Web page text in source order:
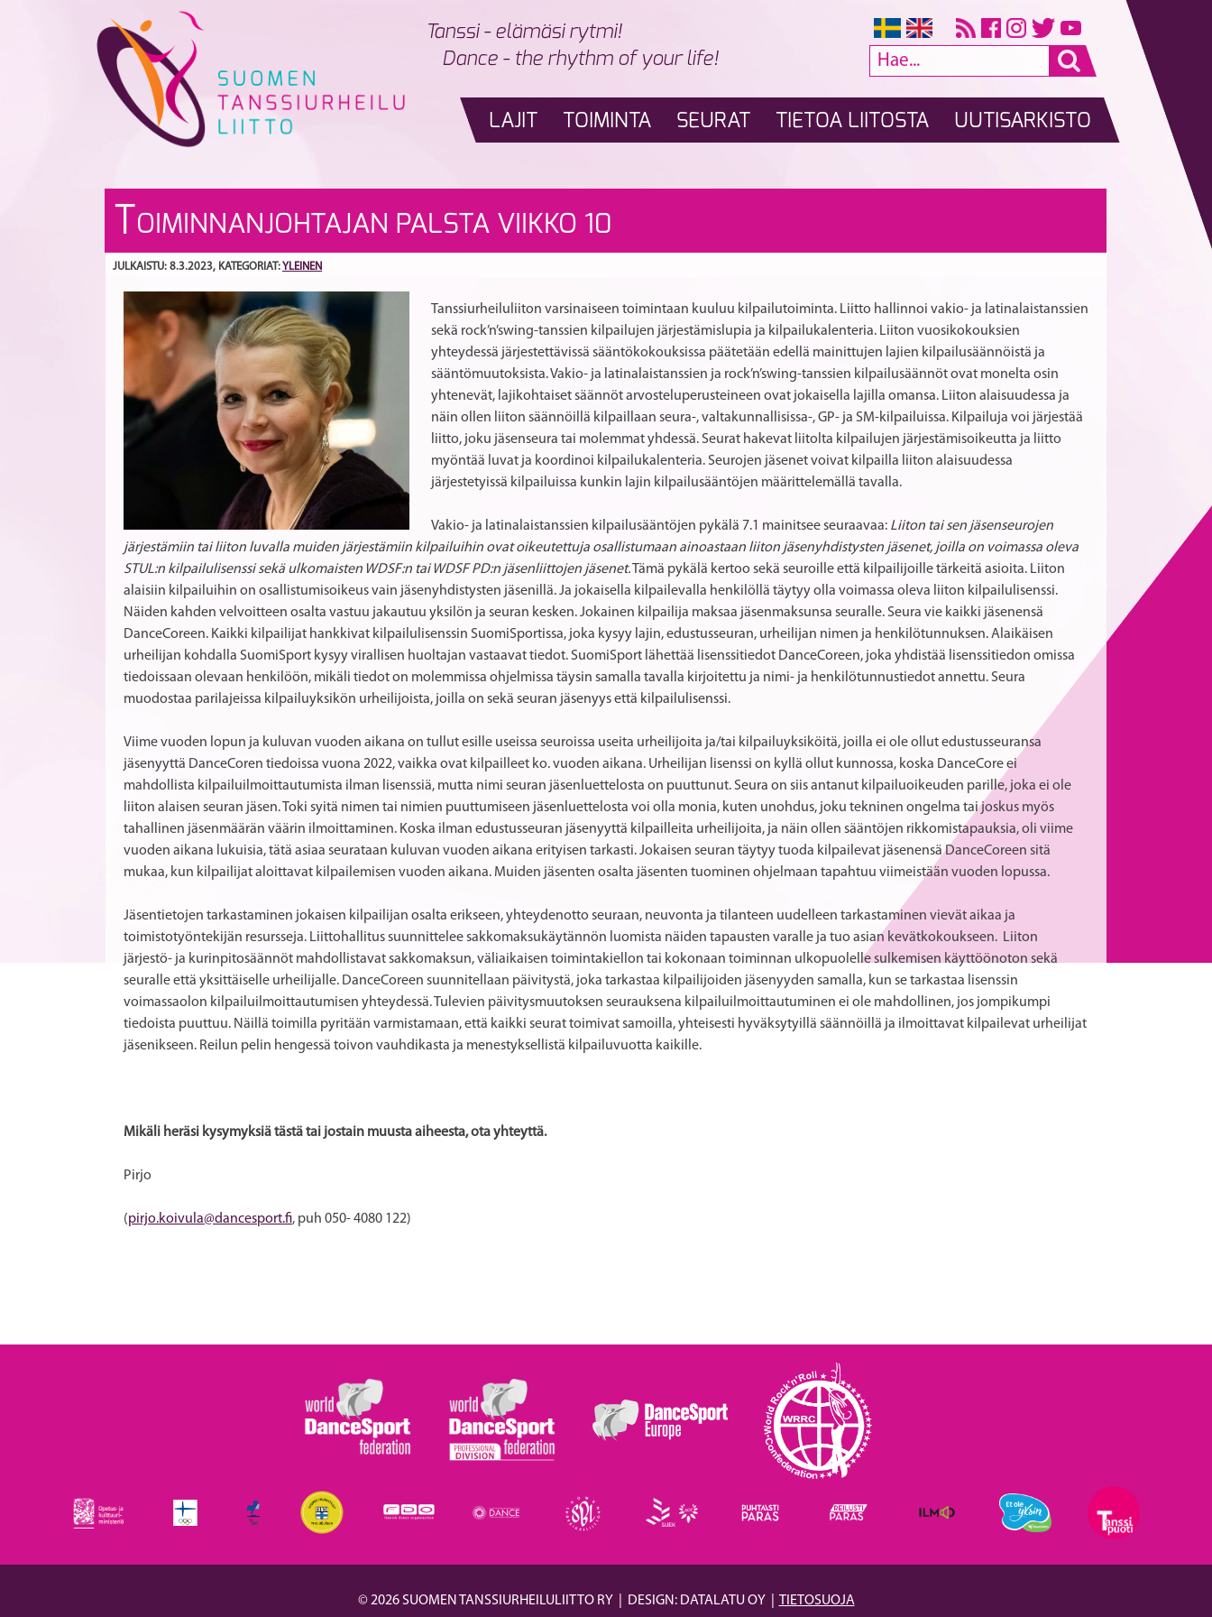
Tanssi - elämäsi rytmi!
Dance - the rhythm of your life!
LAJIT TOIMINTA SEURAT TIETOA LIITOSTA UUTISARKISTO
OIMINNANJOHTAJAN PALSTA VIIKKO 10
JULKAISTU: 8.3.2023, KATEGORIAT:YLEINEN
Tanssiurheiluliiton varsinaiseen toimintaan kuuluu kilpailutoiminta. Liitto hallinnoi vakio- ja latinalaistanssien
sekä rock’n’swing-tanssien kilpailujen järjestämislupia ja kilpailukalenteria. Liiton vuosikokouksien
yhteydessä järjestettävissä sääntökokouksissa päätetään edellä mainittujen lajien kilpailusäännöistä ja
sääntömuutoksista. Vakio- ja latinalaistanssien ja rock’n’swing-tanssien kilpailusäännöt ovat monelta osin
yhtenevät, lajikohtaiset säännöt arvosteluperusteineen ovat jokaisella lajilla omansa. Liiton alaisuudessa ja
näin ollen liiton säännöillä kilpaillaan seura-, valtakunnallisissa-, GP- ja SM-kilpailuissa. Kilpailuja voi järjestää
liitto, joku jäsenseura tai molemmat yhdessä. Seurat hakevat liitolta kilpailujen järjestämisoikeutta ja liitto
myöntää luvat ja koordinoi kilpailukalenteria. Seurojen jäsenet voivat kilpailla liiton alaisuudessa
järjestetyissä kilpailuissa kunkin lajin kilpailusääntöjen määrittelemällä tavalla.
Vakio- ja latinalaistanssien kilpailusääntöjen pykälä 7.1 mainitsee seuraavaa: Liiton tai sen jäsenseurojen
järjestämiin tai liiton luvalla muiden järjestämiin kilpailuihin ovat oikeutettuja osallistumaan ainoastaan liiton jäsenyhdistysten jäsenet, joilla on voimassa oleva
STUL:n kilpailulisenssi sekä ulkomaisten WDSF:n tai WDSF PD:n jäsenliittojen jäsenet.Tämä pykälä kertoo sekä seuroille että kilpailijoille tärkeitä asioita. Liiton
alaisiin kilpailuihin on osallistumisoikeus vain jäsenyhdistysten jäsenillä. Ja jokaisella kilpailevalla henkilöllä täytyy olla voimassa oleva liiton kilpailulisenssi.
Näiden kahden velvoitteen osalta vastuu jakautuu yksilön ja seuran kesken. Jokainen kilpailija maksaa jäsenmaksunsa seuralle. Seura vie kaikki jäsenensä
DanceCoreen. Kaikki kilpailijat hankkivat kilpailulisenssin SuomiSportissa, joka kysyy lajin, edustusseuran, urheilijan nimen ja henkilötunnuksen. Alaikäisen
urheilijan kohdalla SuomiSport kysyy virallisen huoltajan vastaavat tiedot. SuomiSport lähettää lisenssitiedot DanceCoreen, joka yhdistää lisenssitiedon omissa
tiedoissaan olevaan henkilöön, mikäli tiedot on molemmissa ohjelmissa täysin samalla tavalla kirjoitettu ja nimi- ja henkilötunnustiedot annettu. Seura
muodostaa parilajeissa kilpailuyksikön urheilijoista, joilla on sekä seuran jäsenyys että kilpailulisenssi.
Viime vuoden lopun ja kuluvan vuoden aikana on tullut esille useissa seuroissa useita urheilijoita ja/tai kilpailuyksiköitä, joilla ei ole ollut edustusseuransa
jäsenyyttä DanceCoren tiedoissa vuona 2022, vaikka ovat kilpailleet ko. vuoden aikana. Urheilijan lisenssi on kyllä ollut kunnossa, koska DanceCore ei
mahdollista kilpailuilmoittautumista ilman lisenssiä, mutta nimi seuran jäsenluettelosta on puuttunut. Seura on siis antanut kilpailuoikeuden parille, joka ei ole
liiton alaisen seuran jäsen. Toki syitä nimen tai nimien puuttumiseen jäsenluettelosta voi olla monia, kuten unohdus, joku tekninen ongelma tai joskus myös
tahallinen jäsenmäärän väärin ilmoittaminen. Koska ilman edustusseuran jäsenyyttä kilpailleita urheilijoita, ja näin ollen sääntöjen rikkomistapauksia, oli viime
vuoden aikana lukuisia, tätä asiaa seurataan kuluvan vuoden aikana erityisen tarkasti. Jokaisen seuran täytyy tuoda kilpailevat jäsenensä DanceCoreen sitä
mukaa, kun kilpailijat aloittavat kilpailemisen vuoden aikana. Muiden jäsenten osalta jäsenten tuominen ohjelmaan tapahtuu viimeistään vuoden lopussa.
Jäsentietojen tarkastaminen jokaisen kilpailijan osalta erikseen, yhteydenotto seuraan, neuvonta ja tilanteen uudelleen tarkastaminen vievät aikaa ja
toimistotyöntekijän resursseja. Liittohallitus suunnittelee sakkomaksukäytännön luomista näiden tapausten varalle ja tuo asian kevätkokoukseen. Liiton
järjestö- ja kurinpitosäännöt mahdollistavat sakkomaksun, väliaikaisen toimintakiellon tai kokonaan toiminnan ulkopuolelle sulkemisen käyttöönoton sekä
seuralle että yksittäiselle urheilijalle. DanceCoreen suunnitellaan päivitystä, joka tarkastaa kilpailijoiden jäsenyyden samalla, kun se tarkastaa lisenssin
voimassaolon kilpailuilmoittautumisen yhteydessä. Tulevien päivitysmuutoksen seurauksena kilpailuilmoittautuminen ei ole mahdollinen, jos jompikumpi
tiedoista puuttuu. Näillä toimilla pyritään varmistamaan, että kaikki seurat toimivat samoilla, yhteisesti hyväksytyillä säännöillä ja ilmoittavat kilpailevat urheilijat
jäsenikseen. Reilun pelin hengessä toivon vauhdikasta ja menestyksellistä kilpailuvuotta kaikille.
Mikäli heräsi kysymyksiä tästä tai jostain muusta aiheesta, ota yhteyttä.
Pirjo
(pirjo.koivula@dancesport.fi, puh 050- 4080 122)
SELAUS
Liittohallituksen
© 2026 SUOMEN TANSSIURHEILULIITTO RY DESIGN: DATALATU OY TIETOSUOJA